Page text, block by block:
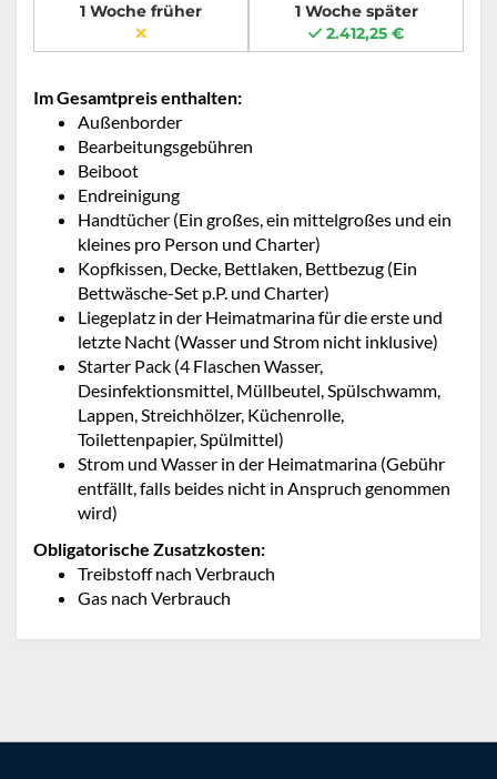
1 Woche früher
1 Woche später
2.412,25 €
Im Gesamtpreis enthalten:
Außenborder
Bearbeitungsgebühren
Beiboot
Endreinigung
Handtücher (Ein großes, ein mittelgroßes und ein
kleines pro Person und Charter)
Kopfkissen, Decke, Bettlaken, Bettbezug (Ein
Bettwäsche-Set p.P. und Charter)
Liegeplatz in der Heimatmarina für die erste und
letzte Nacht (Wasser und Strom nicht inklusive)
Starter Pack (4 Flaschen Wasser,
Desinfektionsmittel, Müllbeutel, Spülschwamm,
Lappen, Streichhölzer, Küchenrolle,
Toilettenpapier, Spülmittel)
Strom und Wasser in der Heimatmarina (Gebühr
entfällt, falls beides nicht in Anspruch genommen
wird)
Obligatorische Zusatzkosten:
Treibstoff nach Verbrauch
Gas nach Verbrauch